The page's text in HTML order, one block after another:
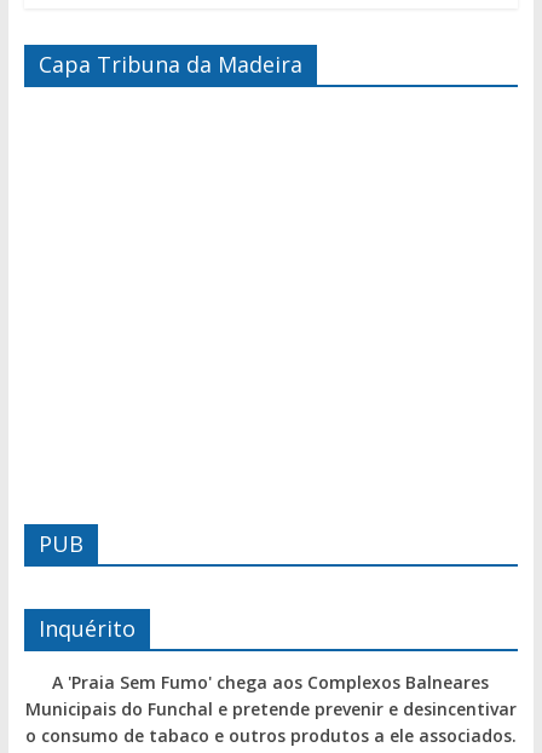
Capa Tribuna da Madeira
PUB
Inquérito
A 'Praia Sem Fumo' chega aos Complexos Balneares
Municipais do Funchal e pretende prevenir e desincentivar
o consumo de tabaco e outros produtos a ele associados.